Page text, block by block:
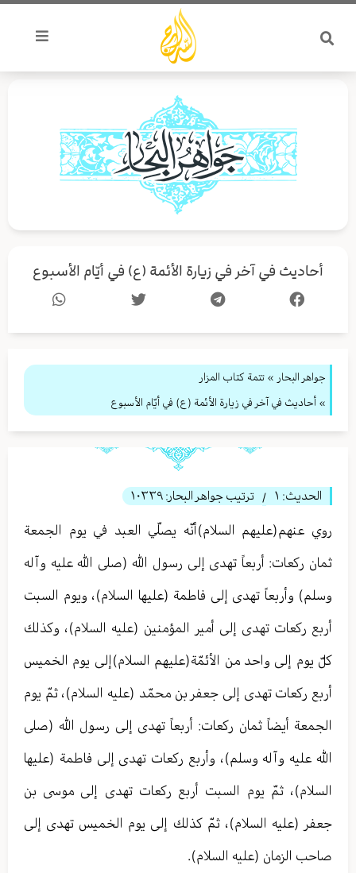
تخطي
المحتوى
أحاديث في آخر في زيارة الأئمة (ع) في أيّام الأسبوع
جواهر البحار » تتمة كتاب المزار
» أحاديث في آخر في زيارة الأئمة (ع) في أيّام الأسبوع
الحديث: ١ / ترتيب جواهر البحار: ١٠٣٣٩
روي عنهم(عليهم السلام)أنّه يصلّي العبد في يوم الجمعة
ثمان ركعات: أربعاً تهدى إلى رسول الله (صلى الله عليه وآله
وسلم) وأربعاً تهدى إلى فاطمة (عليها السلام)، ويوم السبت
أربع ركعات تهدى إلى أمير المؤمنين (عليه السلام)، وكذلك
كلّ يوم إلى واحد من الأئمّة(عليهم السلام)إلى يوم الخميس
أربع ركعات تهدى إلى جعفر بن محمّد (عليه السلام)، ثمّ يوم
الجمعة أيضاً ثمان ركعات: أربعاً تهدى إلى رسول الله (صلى
الله عليه وآله وسلم)، وأربع ركعات تهدى إلى فاطمة (عليها
السلام)، ثمّ يوم السبت أربع ركعات تهدى إلى موسى بن
جعفر (عليه السلام)، ثمّ كذلك إلى يوم الخميس تهدى إلى
صاحب الزمان (عليه السلام).